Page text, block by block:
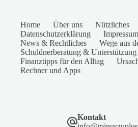
Home Über uns Nützliches
Datenschutzerklärung
Impressum
News & Rechtliches
Wege aus
Schuldnerberatung & Unterstützung
Finanztipps für den Alltag
Rechner und Apps
Kontakt